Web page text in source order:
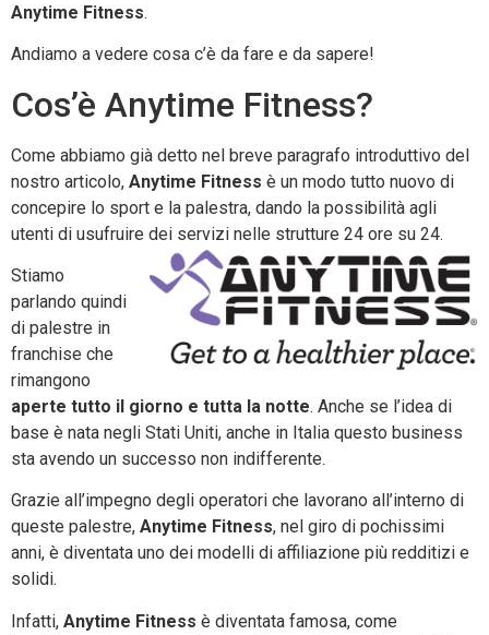
Anytime Fitness.
Andiamo a vedere cosa c’è da fare e da sapere!
Cos’è Anytime Fitness?
Come abbiamo già detto nel breve paragrafo introduttivo del
nostro articolo, Anytime Fitness è un modo tutto nuovo di
concepire lo sport e la palestra, dando la possibilità agli
utenti di usufruire dei servizi nelle strutture 24 ore su 24.
Stiamo
parlando quindi
di palestre in
franchise che
rimangono
aperte tutto il giorno e tutta la notte. Anche se l’idea di
base è nata negli Stati Uniti, anche in Italia questo business
sta avendo un successo non indifferente.
Grazie all’impegno degli operatori che lavorano all’interno di
queste palestre, Anytime Fitness, nel giro di pochissimi
anni, è diventata uno dei modelli di affiliazione più redditizi e
solidi.
Infatti, Anytime Fitness è diventata famosa, come